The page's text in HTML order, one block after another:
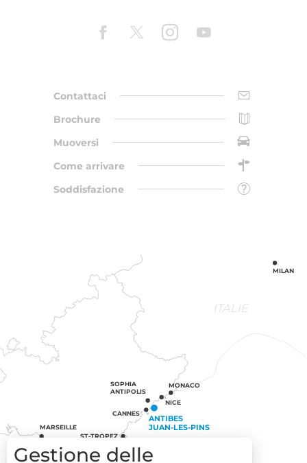
Contattaci
Brochure
Muoversi
Come arrivare
Soddisfazione
ITALIE
ST-TROPEZ
MARSEILLE
CANNES
ANTIBES
JUAN-LES-PINS
SOPHIA
ANTIPOLIS
NICE
MONACO
MILAN
Gestione delle